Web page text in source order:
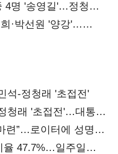
4명 '송영길'…정청래
·박선원 '양강'…
석-정청래 '초접전'
청래 '초접전'…대통령
련”…로이터에 성명
율 47.7%…일주일